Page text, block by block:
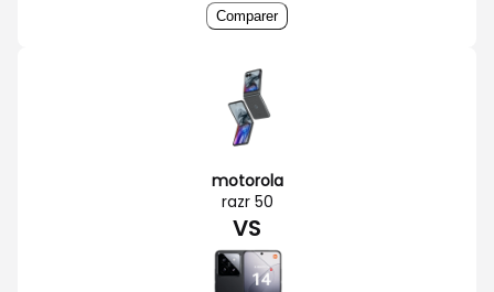
Comparer
motorola
razr 50
VS